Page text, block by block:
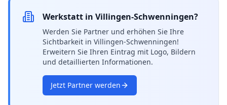
Werkstatt in Villingen-Schwenningen?
Werden Sie Partner und erhöhen Sie Ihre
Sichtbarkeit in Villingen-Schwenningen!
Erweitern Sie Ihren Eintrag mit Logo, Bildern
und detaillierten Informationen.
Jetzt Partner werden